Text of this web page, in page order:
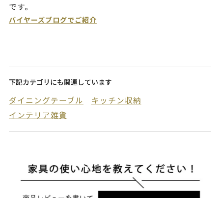
です。
バイヤーズブログでご紹介
下記カテゴリにも関連しています
ダイニングテーブル
キッチン収納
インテリア雑貨